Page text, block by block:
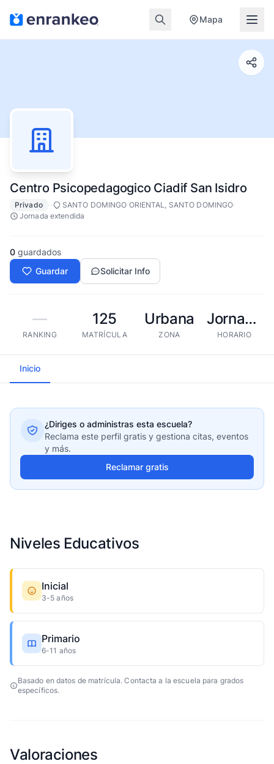
Mapa
Centro Psicopedagogico Ciadif San Isidro
Privado ·· SANTO DOMINGO ORIENTAL, SANTO DOMINGO·
Jornada extendida
0 guardados
Guardar
Solicitar Info
—
RANKING
125
MATRÍCULA
Urbana
ZONA
Jornada extendida
HORARIO
Inicio
¿Diriges o administras esta escuela?
Reclama este perfil gratis y gestiona citas, eventos
y más.
Reclamar gratis
Niveles Educativos
Inicial
3-5 años
Primario
6-11 años
Basado en datos de matrícula. Contacta a la escuela para grados
específicos.
Valoraciones